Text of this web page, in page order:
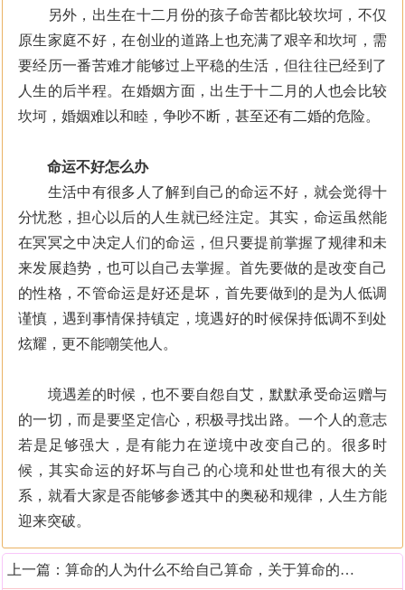
另外，出生在十二月份的孩子命苦都比较坎坷，不仅
原生家庭不好，在创业的道路上也充满了艰辛和坎坷，需
要经历一番苦难才能够过上平稳的生活，但往往已经到了
人生的后半程。在婚姻方面，出生于十二月的人也会比较
坎坷，婚姻难以和睦，争吵不断，甚至还有二婚的危险。
命运不好怎么办
生活中有很多人了解到自己的命运不好，就会觉得十
分忧愁，担心以后的人生就已经注定。其实，命运虽然能
在冥冥之中决定人们的命运，但只要提前掌握了规律和未
来发展趋势，也可以自己去掌握。首先要做的是改变自己
的性格，不管命运是好还是坏，首先要做到的是为人低调
谨慎，遇到事情保持镇定，境遇好的时候保持低调不到处
炫耀，更不能嘲笑他人。
境遇差的时候，也不要自怨自艾，默默承受命运赠与
的一切，而是要坚定信心，积极寻找出路。一个人的意志
若是足够强大，是有能力在逆境中改变自己的。很多时
候，其实命运的好坏与自己的心境和处世也有很大的关
系，就看大家是否能够参透其中的奥秘和规律，人生方能
迎来突破。
上一篇： 算命的人为什么不给自己算命，关于算命的风水讲究